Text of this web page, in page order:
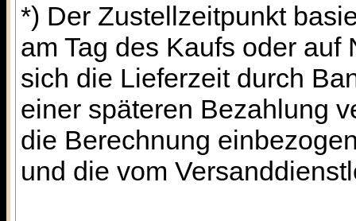
*) Der Zustellzeitpunkt
am Tag des Kaufs oder
sich die Lieferzeit durch
einer späteren Bezahlung
die Berechnung
und die vom